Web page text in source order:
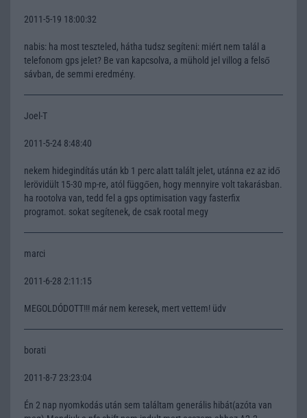
2011-5-19 18:00:32
nabis: ha most teszteled, hátha tudsz segíteni: miért nem talál a
telefonom gps jelet? Be van kapcsolva, a mühold jel villog a felső
sávban, de semmi eredmény.
Joel-T
2011-5-24 8:48:40
nekem hidegindítás után kb 1 perc alatt talált jelet, utánna ez az idő
lerövidült 15-30 mp-re, atól függően, hogy mennyire volt takarásban.
ha rootolva van, tedd fel a gps optimisation vagy fasterfix
programot. sokat segítenek, de csak rootal megy
marci
2011-6-28 2:11:15
MEGOLDÓDOTT!!! már nem keresek, mert vettem! üdv
borati
2011-8-7 23:23:04
Én 2 nap nyomkodás után sem találtam generális hibát(azóta van